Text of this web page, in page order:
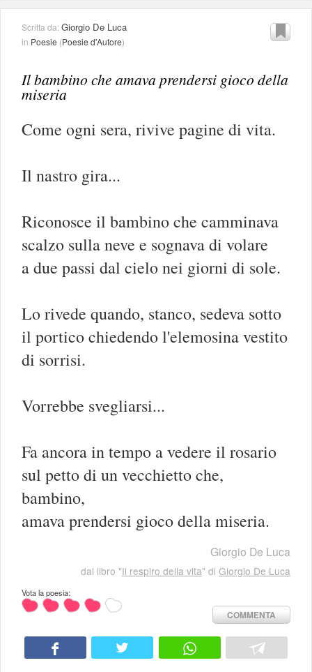
Scritta da:Giorgio De Luca
in Poesie (Poesie d'Autore)
Il bambino che amava prendersi gioco della
miseria
Come ogni sera, rivive pagine di vita.
Il nastro gira...
Riconosce il bambino che camminava
scalzo sulla neve e sognava di volare
a due passi dal cielo nei giorni di sole.
Lo rivede quando, stanco, sedeva sotto
il portico chiedendo l'elemosina vestito
di sorrisi.
Vorrebbe svegliarsi...
Fa ancora in tempo a vedere il rosario
sul petto di un vecchietto che,
bambino,
amava prendersi gioco della miseria.
Giorgio De Luca
dal libro "Il respiro della vita" di Giorgio De Luca
Vota la poesia:
COMMENTA